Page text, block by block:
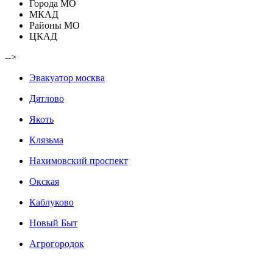
Города МО
МКАД
Районы МО
ЦКАД
-->
Эвакуатор москва
Дятлово
Якоть
Клязьма
Нахимовский проспект
Окская
Каблуково
Новый Быт
Агрогородок